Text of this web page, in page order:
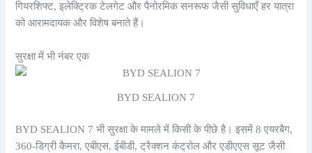
गियरशिफ्ट, इलेक्ट्रिक टेलगेट और पैनोरमिक सनरूफ जैसी सुविधाएँ हर यात्रा
को आरामदायक और विशेष बनाते हैं।
सुरक्षा में भी नंबर एक
BYD SEALION 7
BYD SEALION 7 भी सुरक्षा के मामले में किसी के पीछे है। इसमें 8 एयरबैग,
360-डिग्री कैमरा, एबीएस, ईबीडी, ट्रैक्शन कंट्रोल और एडीएएस सूट जैसी